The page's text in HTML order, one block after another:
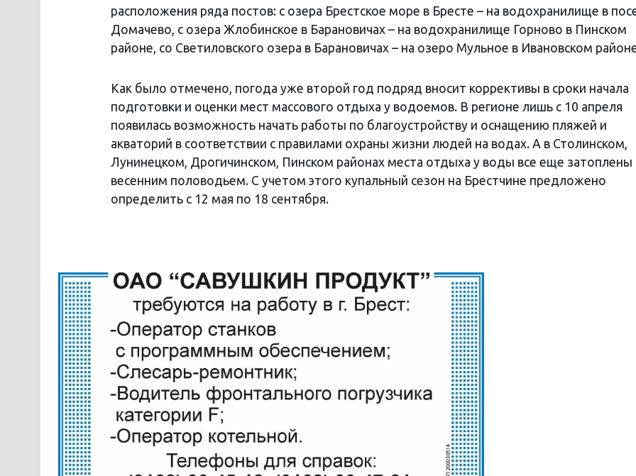
расположения ряда постов: с озера Брестское море в Бресте – на водохранилище в
Домачево, с озера Жлобинское в Барановичах – на водохранилище Горново в Пинском
районе, со Светиловского озера в Барановичах – на озеро Мульное в Ивановском
Как было отмечено, погода уже второй год подряд вносит коррективы в сроки начала
подготовки и оценки мест массового отдыха у водоемов. В регионе лишь с 10 апреля
появилась возможность начать работы по благоустройству и оснащению пляжей и
акваторий в соответствии с правилами охраны жизни людей на водах. А в Столинском,
Лунинецком, Дрогичинском, Пинском районах места отдыха у воды все еще затоплены
весенним половодьем. С учетом этого купальный сезон на Брестчине предложено
определить с 12 мая по 18 сентября.